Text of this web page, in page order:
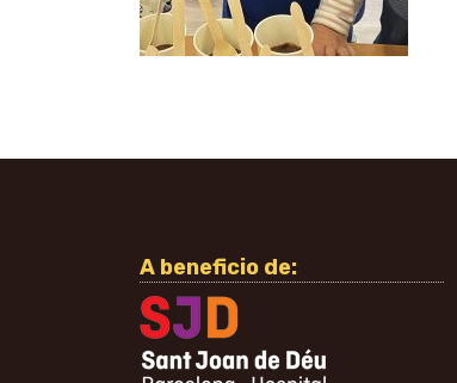
A beneficio de: